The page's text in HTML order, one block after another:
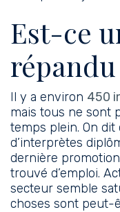
Est-ce
Il y a environ 450
mais tous ne sont
temps plein. On dit
d’interprètes
dernière
trouvé d’emploi.
secteur semble
choses sont peut-